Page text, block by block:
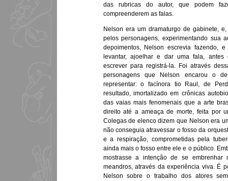
das rubricas do autor, que podem
compreenderem as falas.
Nelson era um dramaturgo de gabinete,
pelos personagens, experimentando sua
depoimentos, Nelson escrevia fazendo,
levantar, ajoelhar e dar uma fala,
escrever para registrá-la. Foi através
personagens que Nelson encarou o
representar: o facínora tio Raul, de
resultado, imortalizado em crônicas
das vaias mais fenomenais que a arte
direito até a ameaça de morte, feita por
Colegas de elenco dizem que Nelson era
não conseguia atravessar o fosso da
e a respiração, comprometidas pela
ainda mais o fosso entre ele e o público.
mostrasse a intenção de se
meandros, através da experiência viva. É
Nelson sobre o trabalho dos atores